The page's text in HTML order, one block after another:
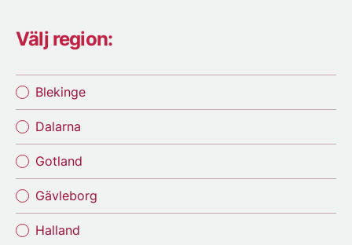
Välj region:
Blekinge
Dalarna
Gotland
Gävleborg
Halland